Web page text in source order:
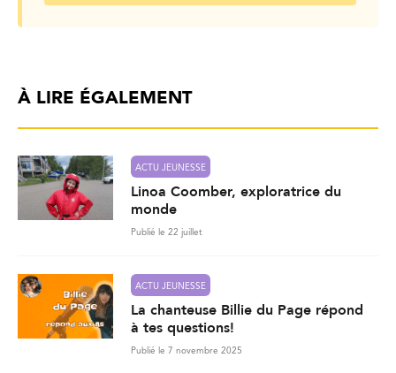
À LIRE ÉGALEMENT
ACTU JEUNESSE
Linoa Coomber, exploratrice du
monde
Publié le 22 juillet
ACTU JEUNESSE
La chanteuse Billie du Page répond
à tes questions!
Publié le 7 novembre 2025